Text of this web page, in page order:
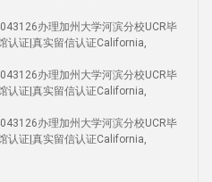
办理加州大学河滨分校UCR毕
认证|真实留信认证California,
办理加州大学河滨分校UCR毕
认证|真实留信认证California,
办理加州大学河滨分校UCR毕
认证|真实留信认证California,